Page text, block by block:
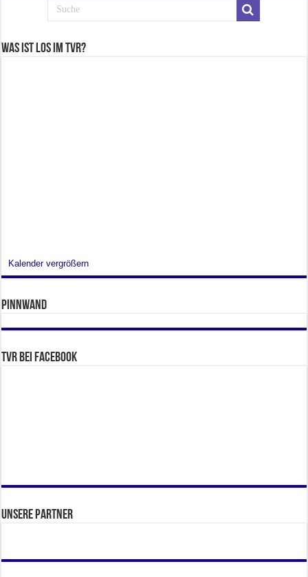
Was ist los im TVR?
Kalender vergrößern
Pinnwand
TVR bei facebook
Unsere Partner